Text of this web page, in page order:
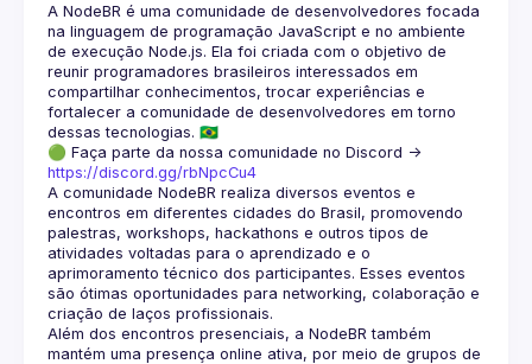
A NodeBR é uma comunidade de desenvolvedores focada
na linguagem de programação JavaScript e no ambiente
de execução Node.js. Ela foi criada com o objetivo de
reunir programadores brasileiros interessados em
compartilhar conhecimentos, trocar experiências e
fortalecer a comunidade de desenvolvedores em torno
🟢 Faça parte da nossa comunidade no Discord ->
https://discord.gg/rbNpcCu4
A comunidade NodeBR realiza diversos eventos e
encontros em diferentes cidades do Brasil, promovendo
palestras, workshops, hackathons e outros tipos de
atividades voltadas para o aprendizado e o
aprimoramento técnico dos participantes. Esses eventos
são ótimas oportunidades para networking, colaboração e
Além dos encontros presenciais, a NodeBR também
mantém uma presença online ativa, por meio de grupos de